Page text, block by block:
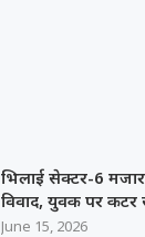
भिलाई सेक्टर-6
विवाद, युवक पर कटर
June 15, 2026